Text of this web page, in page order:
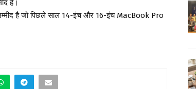
है।
है जो पिछले साल 14-इंच और 16-इंच MacBook Pro